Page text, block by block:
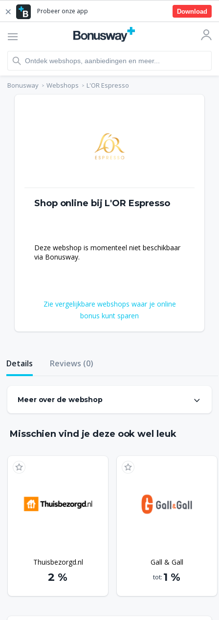
Probeer onze app Download
Bonusway Webshops L'OR Espresso
Shop online bij L'OR Espresso
Deze webshop is momenteel niet beschikbaar
via Bonusway.
Zie vergelijkbare webshops waar je online
bonus kunt sparen
Details Reviews (0)
Meer over de webshop
inschrijven voor de L’OR Espresso nieuwsbrief. Met de
nieuwsbrief weet jij altijd welke bonusen je kunt pakken
in.
Misschien vind je deze ook wel leuk
Thuisbezorgd.nl
2 %
Gall & Gall
tot: 1 %